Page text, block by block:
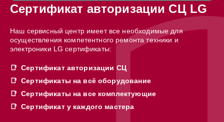
Сертификат авторизации СЦ LG
Наш сервисный центр имеет все необходимые для
осуществления компетентного ремонта техники и
электроники LG сертификаты:
Сертификат авторизации СЦ
Сертификаты на всё оборудование
Сертификаты на все комплектующие
Сертификат у каждого мастера